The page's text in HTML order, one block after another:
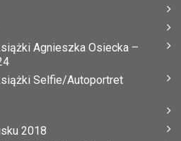
Agnieszka Osiecka –
Selfie/Autoportret
2018